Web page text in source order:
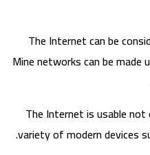
The Internet can be
Mine networks can be
The Internet is usable
variety of modern devices